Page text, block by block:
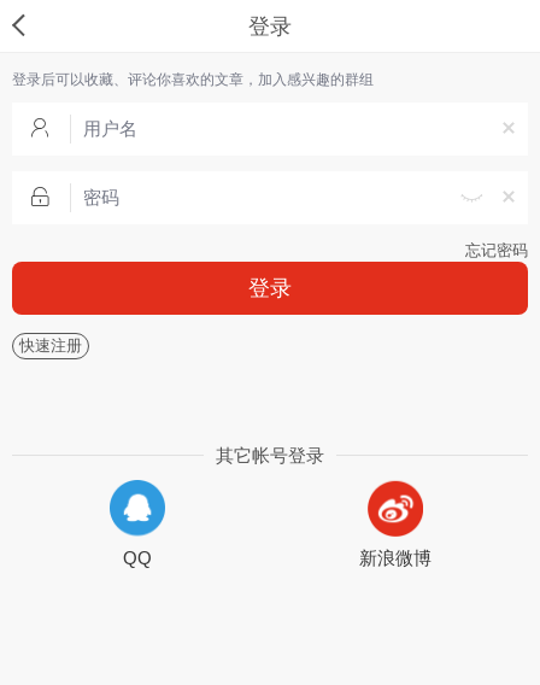
登录
登录后可以收藏、评论你喜欢的文章，加入感兴趣的群组
忘记密码
登录
快速注册
其它帐号登录
QQ 新浪微博